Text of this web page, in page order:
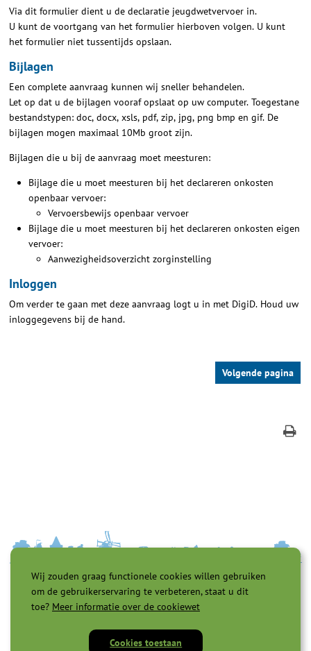
Wij zouden graag functionele cookies willen gebruiken
om de gebruikerservaring te verbeteren, staat u dit
toe? Meer informatie over de cookiewet
Cookies toestaan
Via dit formulier dient u de declaratie jeugdwetvervoer in.
U kunt de voortgang van het formulier hierboven volgen. U kunt
het formulier niet tussentijds opslaan.
Bijlagen
Een complete aanvraag kunnen wij sneller behandelen.
Let op dat u de bijlagen vooraf opslaat op uw computer. Toegestane
bestandstypen: doc, docx, xsls, pdf, zip, jpg, png bmp en gif. De
bijlagen mogen maximaal 10Mb groot zijn.
Bijlagen die u bij de aanvraag moet meesturen:
Bijlage die u moet meesturen bij het declareren onkosten
openbaar vervoer:
Vervoersbewijs openbaar vervoer
Bijlage die u moet meesturen bij het declareren onkosten eigen
vervoer:
Aanwezigheidsoverzicht zorginstelling
Inloggen
Om verder te gaan met deze aanvraag logt u in met DigiD. Houd uw
inloggegevens bij de hand.